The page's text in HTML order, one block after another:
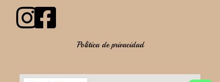
Política de privacidad